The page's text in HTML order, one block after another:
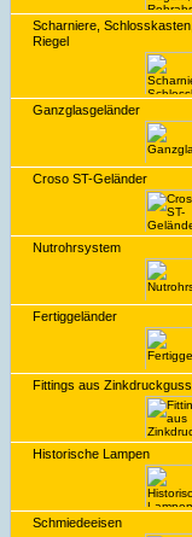
Scharniere, Schlosskasten,
Riegel
Ganzglasgeländer
Croso ST-Geländer
Nutrohrsystem
Fertiggeländer
Fittings aus Zinkdruckguss
Historische Lampen
Schmiedeeisen